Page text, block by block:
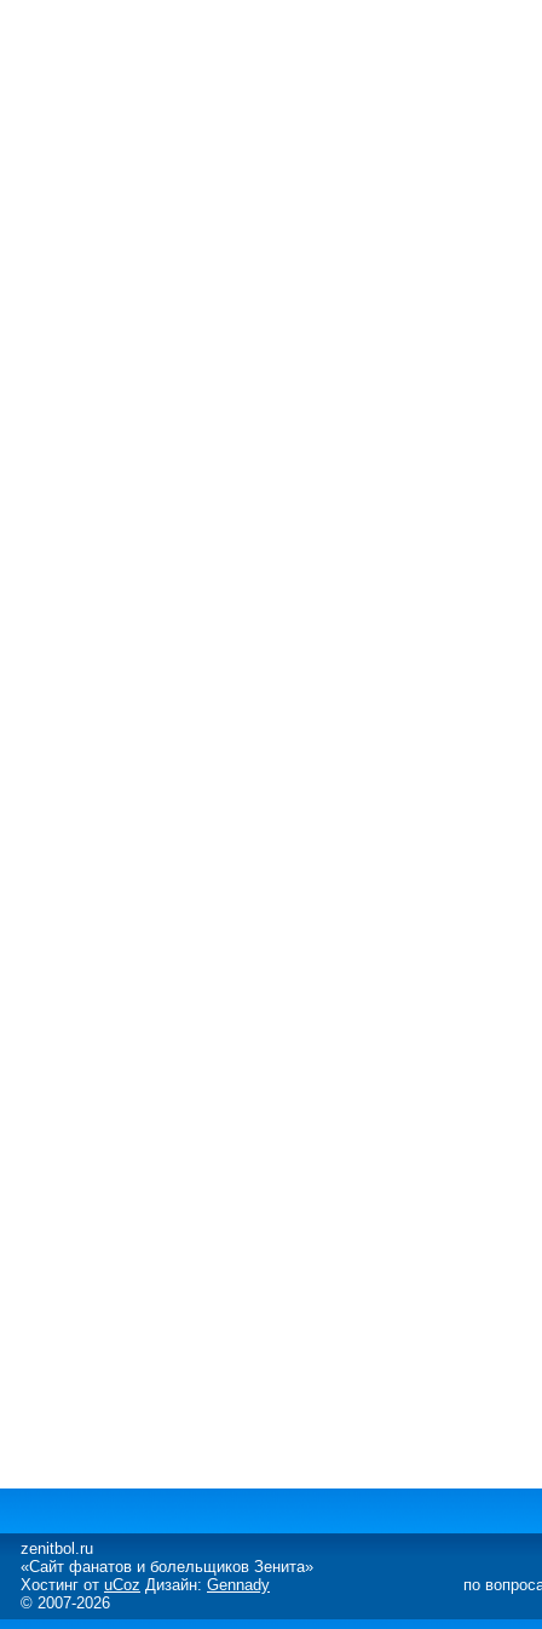
zenitbol.ru
«Сайт фанатов и болельщиков Зенита»
Хостинг от uCoz Дизайн: Gennady
© 2007-2026
по